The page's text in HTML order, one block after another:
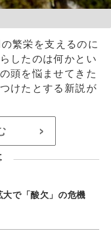
繁栄を支えるのに
したのは何かとい
頭を悩ませてきた
けたとする新説が
>
大で「酸欠」の危機